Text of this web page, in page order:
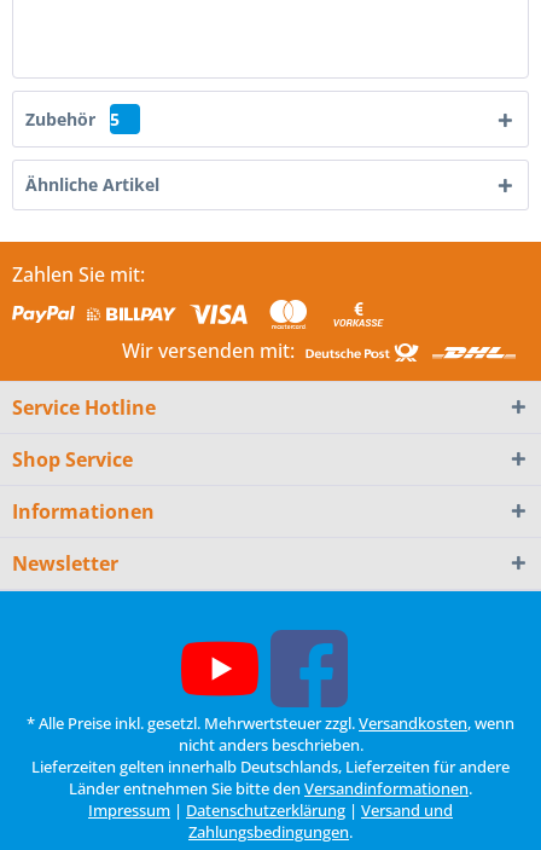
Zubehör 5
Ähnliche Artikel
Zahlen Sie mit:
Wir versenden mit:
Service Hotline
Shop Service
Informationen
Newsletter
* Alle Preise inkl. gesetzl. Mehrwertsteuer zzgl.Versandkosten, wenn
nicht anders beschrieben.
Lieferzeiten gelten innerhalb Deutschlands, Lieferzeiten für andere
Länder entnehmen Sie bitte den Versandinformationen.
Impressum | Datenschutzerklärung | Versand und
Zahlungsbedingungen.